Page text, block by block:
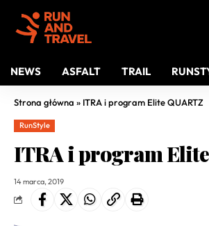
NEWS ASFALT TRAIL
Strona główna » ITRA i program Elite QUARTZ
RunStyle
ITRA i program
14 marca, 2019